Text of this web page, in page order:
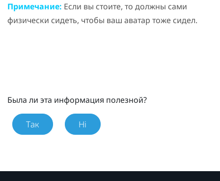
Примечание: Если вы стоите, то должны сами
физически сидеть, чтобы ваш аватар тоже сидел.
Была ли эта информация полезной?
Так Ні